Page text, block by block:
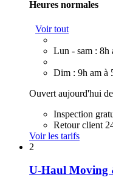
Heures normales
Voir tout
Lun - sam : 8h
Dim : 9h am à
Ouvert aujourd'hui
Inspection
Retour client
Voir les tarifs
2
U-Haul Moving